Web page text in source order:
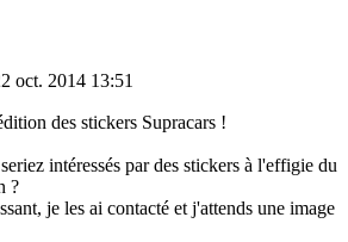
oct. 2014 13:51
des stickers Supracars !
intéressés par des stickers à l'effigie du
?
je les ai contacté et j'attends une image